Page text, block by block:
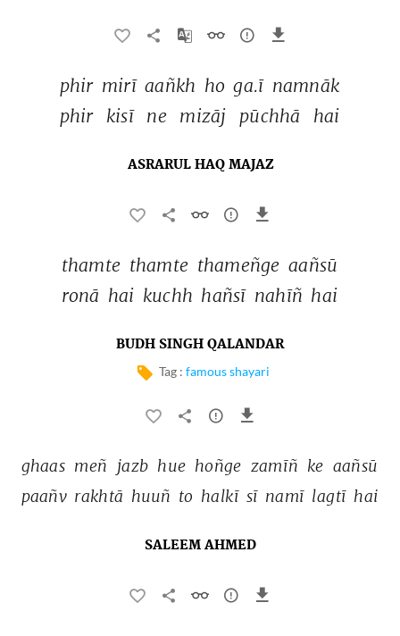
phir mirī aañkh ho ga.ī namnāk
phir kisī ne mizāj pūchhā hai
ASRARUL HAQ MAJAZ
thamte thamte thameñge aañsū
ronā hai kuchh hañsī nahīñ hai
BUDH SINGH QALANDAR
Tag : famous shayari
ghaas meñ jazb hue hoñge zamīñ ke aañsū
paañv rakhtā huuñ to halkī sī namī lagtī hai
SALEEM AHMED